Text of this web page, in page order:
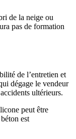
de la neige ou
pas de formation
de l’entretien et
dégage le vendeur
ultérieurs.
peut être
est